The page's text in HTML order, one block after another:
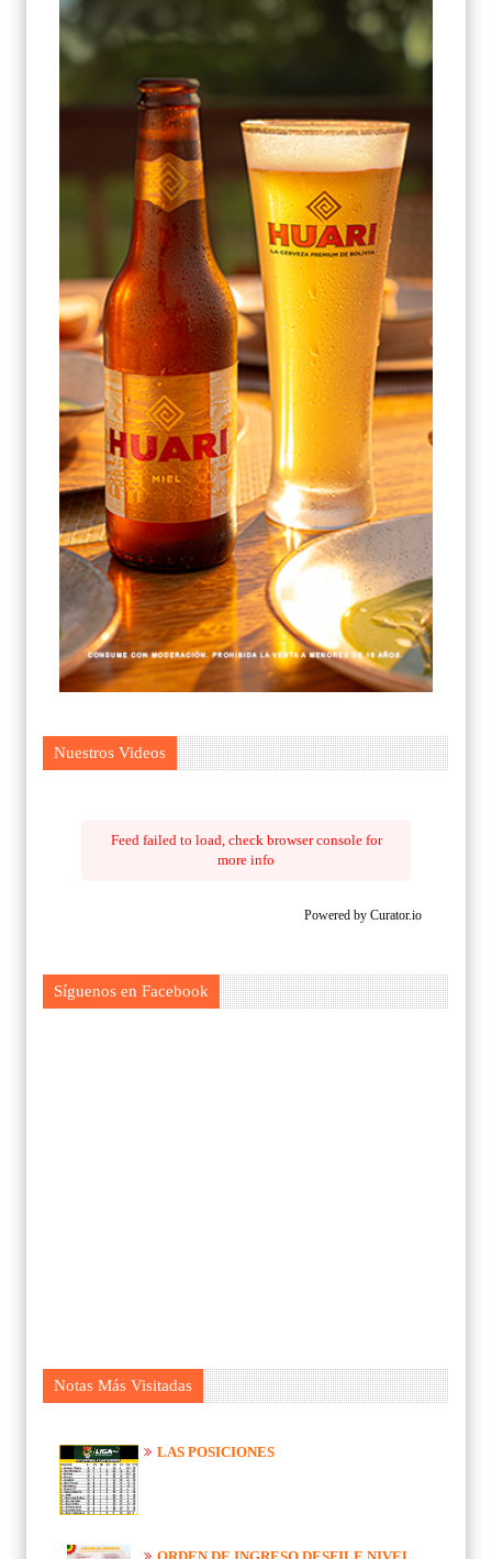
Nuestros Videos
Feed failed to load, check browser console for
more info
Powered by Curator.io
Síguenos en Facebook
Notas Más Visitadas
LAS POSICIONES